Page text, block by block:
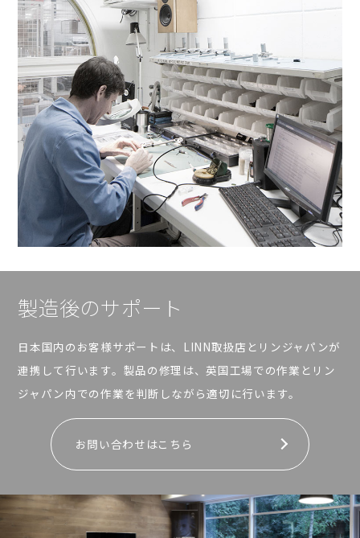
製造後のサポート
日本国内のお客様サポートは、LINN取扱店とリンジャパンが
連携して行います。製品の修理は、英国工場での作業とリン
ジャパン内での作業を判断しながら適切に行います。
お問い合わせはこちら